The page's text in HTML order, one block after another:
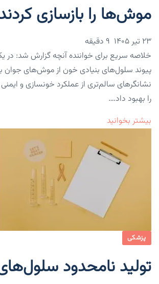
موش‌ها را بازسازی
۲۳ تیر ۱۴۰۵
خلاصه سریع برای خواننده آنچه گزارش شد: در
پیوند سلول‌های بنیادی خون از موش‌های
نشانگرهای سالم‌تری از عملکرد خونسازی و
را بهبود داد.…
بیشتر بخوانید
پزشکی
تولید نامحدود